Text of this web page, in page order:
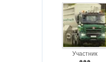
Участник